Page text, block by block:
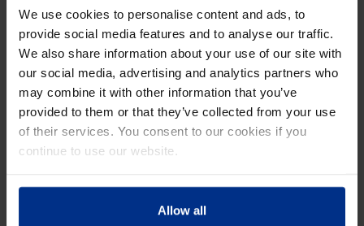
We use cookies to personalise content and ads, to
provide social media features and to analyse our traffic.
We also share information about your use of our site with
our social media, advertising and analytics partners who
may combine it with other information that you’ve
provided to them or that they’ve collected from your use
of their services. You consent to our cookies if you
continue to use our website.
Allow all
Referenze KERA
Sistemi di giunzione
Contattaci